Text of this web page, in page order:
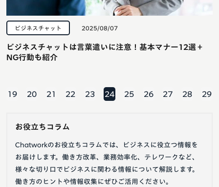
ビジネスチャット 2025/08/07
ビジネスチャットは言葉遣いに注意！基本マナー12選＋
NG行動も紹介
19 20 21 22 23 24 25 26 27 28 29
お役立ちコラム
Chatworkのお役立ちコラムでは、ビジネスに役立つ情報を
お届けします。働き方改革、業務効率化、テレワークなど、
様々な切り口でビジネスに関わる情報について解説します。
働き方のヒントや情報収集にぜひご活用ください。